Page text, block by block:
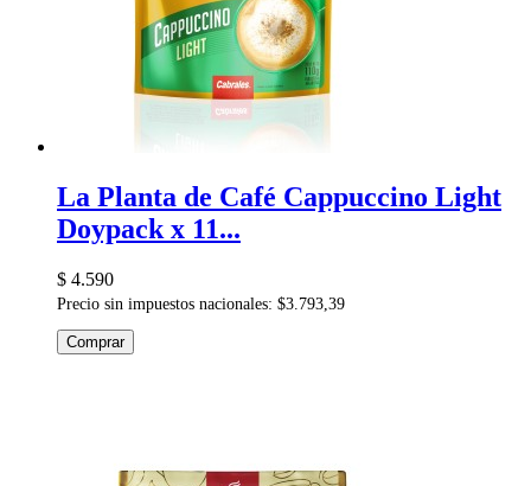
La Planta de Café Cappuccino Light
Doypack x 11...
$ 4.590
Precio sin impuestos nacionales: $3.793,39
Comprar